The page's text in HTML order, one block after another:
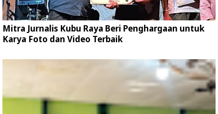
Mitra Jurnalis Kubu Raya Beri Penghargaan untuk
Karya Foto dan Video Terbaik